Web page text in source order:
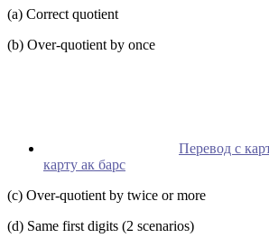
(a) Correct quotient
(b) Over-quotient by once
Перевод с
карту ак барс
(c) Over-quotient by twice or more
(d) Same first digits (2 scenarios)